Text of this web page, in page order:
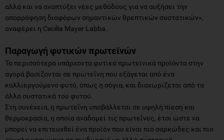
αλλά και να αναπτύξει νέες μεθόδους για να αυξήσει την
απορρόφηση διαφόρων σημαντικών θρεπτικών συστατικών»,
αναφέρει η Cecilia Mayer Labba.
Παραγωγή φυτικών πρωτεϊνών
Τα περισσότερα υπάρχοντα φυτικά πρωτεϊνικά προϊόντα στην
αγορά βασίζονται σε πρωτεΐνη που εξάγεται από ένα
καλλιεργούμενο φυτό, όπως η σόγια, και διαχωρίζεται από τα
άλλα συστατικά του φυτού.
Στη συνέχεια, η πρωτεΐνη υποβάλλεται σε υψηλή πίεση και
θερμοκρασία, η οποία αναδομεί τις πρωτεΐνες, έτσι ώστε να
μπορεί να επιτευχθεί ένα προϊόν που είναι πιο σαρκώδες και πιο